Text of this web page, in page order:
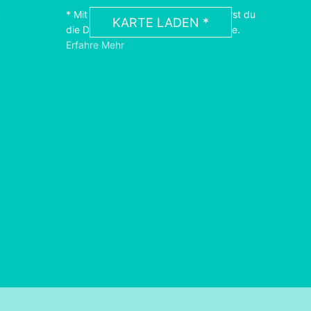
KARTE LADEN *
* Mit dem Laden der Karte akzeptierst du
die Datenschutzerklärung von Google.
Erfahre Mehr